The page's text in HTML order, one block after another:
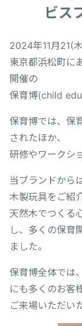
ビス
2024年11月21(
東京都浜松町に
開催の
保育博(child
保育博では、保
されたほか、
研修やワークシ
当ブランドから
木製玩具をご紹
天然木でつくる
し、多くの保育
ました。
保育博全体では
にも多くのお客
ご来場いただい